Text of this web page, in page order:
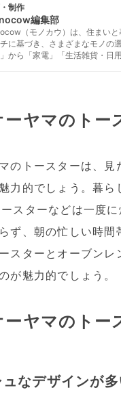
制作
編集部
（モノカウ）は、住まい
に基づき、さまざまなモノの
から「家電」「生活雑貨・日
ーヤマのトー
のトースターは、
力的でしょう。暮
スターなどは一度
ず、朝の忙しい時
スターとオーブン
が魅力的でしょう。
ーヤマのトー
なデザインが